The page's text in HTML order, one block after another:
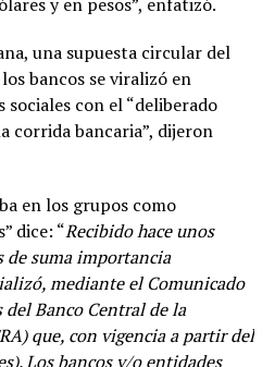
una supuesta circular del
bancos se viralizó en
con el “deliberado
corrida bancaria”, dijeron
en los grupos como
dice: “Recibido hace unos
suma importancia
mediante el Comunicado
del Banco Central de la
que, con vigencia a partir del
Los bancos y/o entidades